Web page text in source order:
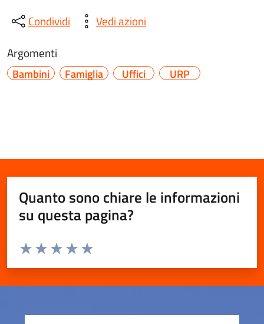
Condividi
Vedi azioni
Argomenti
Bambini Famiglia Uffici URP
Quanto sono chiare le informazioni
su questa pagina?
Valuta da 1 a 5 stelle la pagina
Valuta 5 stelle su 5
Valuta 4 stelle su 5
Valuta 3 stelle su 5
Valuta 2 stelle su 5
Valuta 1 stelle su 5